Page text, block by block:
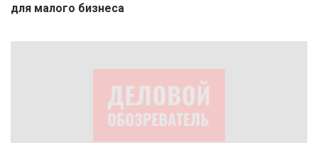
для малого бизнеса